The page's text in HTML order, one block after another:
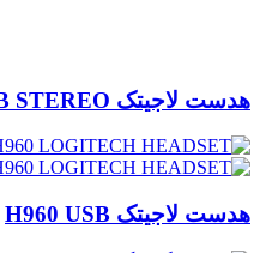
هدست لاجیتک HEADSET H570e USB STEREO
هدست لاجیتک H960 USB